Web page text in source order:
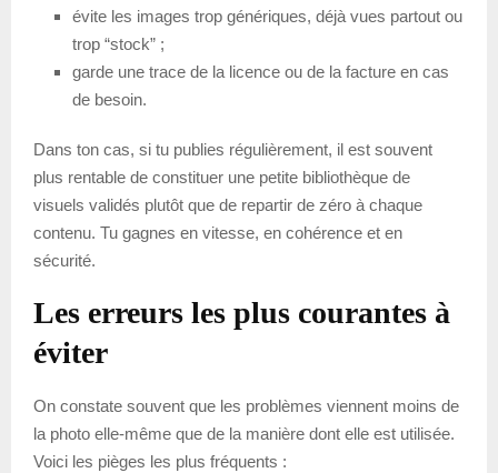
évite les images trop génériques, déjà vues partout ou
trop “stock” ;
garde une trace de la licence ou de la facture en cas
de besoin.
Dans ton cas, si tu publies régulièrement, il est souvent
plus rentable de constituer une petite bibliothèque de
visuels validés plutôt que de repartir de zéro à chaque
contenu. Tu gagnes en vitesse, en cohérence et en
sécurité.
Les erreurs les plus courantes à
éviter
On constate souvent que les problèmes viennent moins de
la photo elle-même que de la manière dont elle est utilisée.
Voici les pièges les plus fréquents :